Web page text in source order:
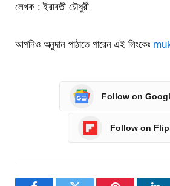
লেখক : ইরাবতী চৌধুরী
আপনিও অনুদান পাঠাতে পারেন এই লিংকেঃ
Follow on
Follow on